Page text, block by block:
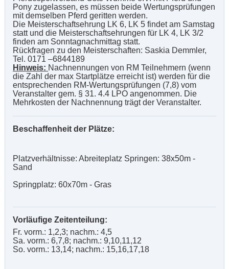
Pony zugelassen, es müssen beide Wertungsprüfungen
mit demselben Pferd geritten werden.
Die Meisterschaftsehrung LK 6, LK 5 findet am Samstag
statt und die Meisterschaftsehrungen für LK 4, LK 3/2
finden am Sonntagnachmittag statt.
Rückfragen zu den Meisterschaften: Saskia Demmler,
Tel. 0171 –6844189
Hinweis: Nachnennungen von RM Teilnehmern (wenn
die Zahl der max Startplätze erreicht ist) werden für die
entsprechenden RM-Wertungsprüfungen (7,8) vom
Veranstalter gem. § 31. 4.4 LPO angenommen. Die
Mehrkosten der Nachnennung trägt der Veranstalter.
Beschaffenheit der Plätze:
Platzverhältnisse: Abreiteplatz Springen: 38x50m -
Sand
Springplatz: 60x70m - Gras
Vorläufige Zeitenteilung:
Fr. vorm.: 1,2,3; nachm.: 4,5
Sa. vorm.: 6,7,8; nachm.: 9,10,11,12
So. vorm.: 13,14; nachm.: 15,16,17,18